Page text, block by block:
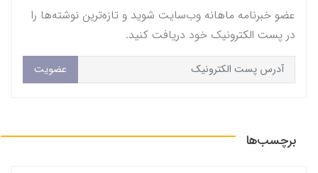
عضو خبرنامه ماهانه وب‌سایت شوید و تازه‌ترین نوشته‌ها را
در پست الکترونیک خود دریافت کنید.
عضویت
برچسب‌ها